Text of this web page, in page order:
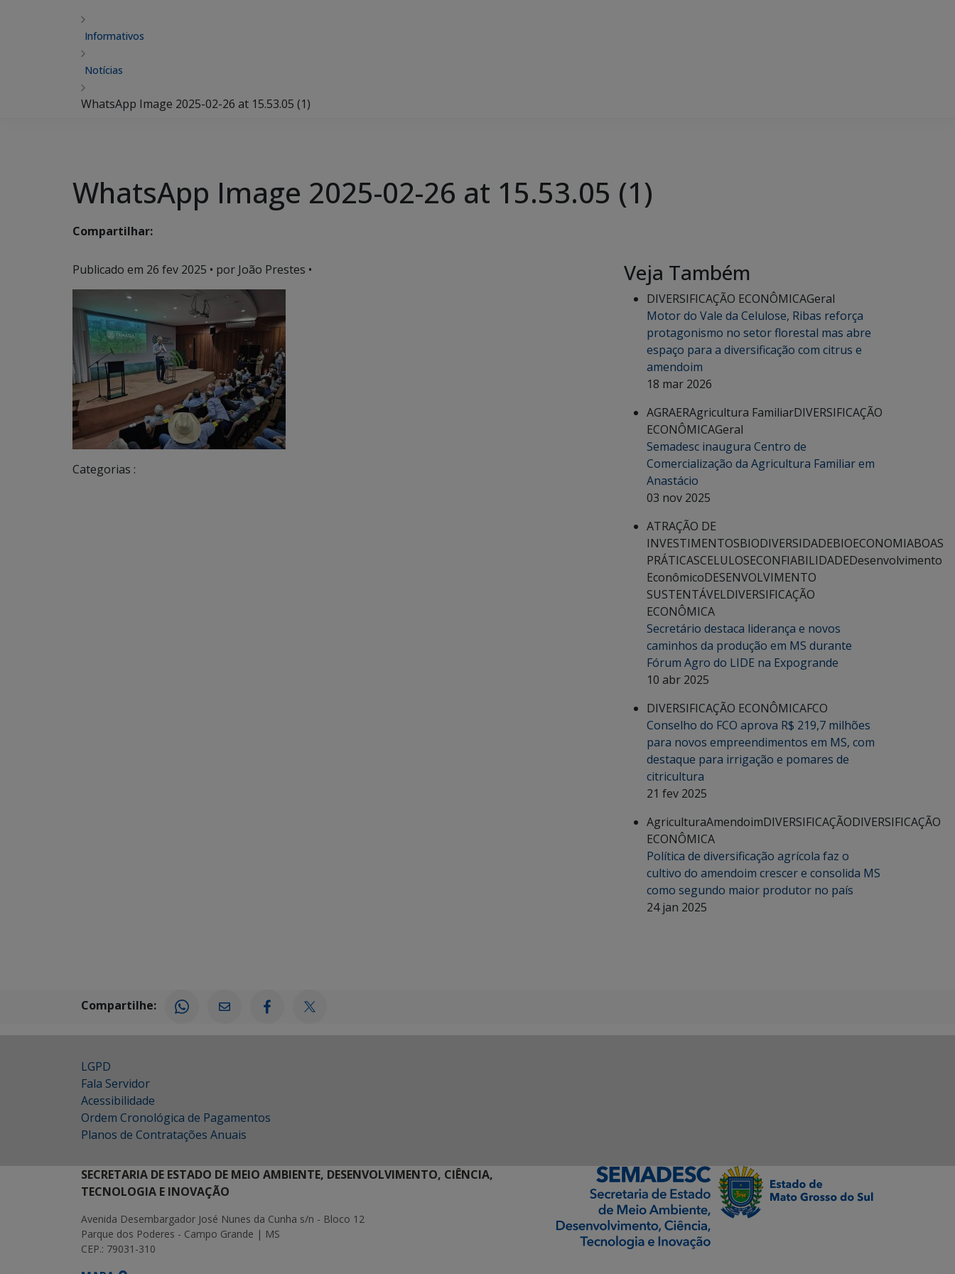
Informativos
Notícias
WhatsApp Image 2025-02-26 at 15.53.05 (1)
WhatsApp Image 2025-02-26 at 15.53.05 (1)
Compartilhar:
Publicado em 26 fev 2025 • por João Prestes •
Categorias :
Veja Também
DIVERSIFICAÇÃO ECONÔMICAGeral
Motor do Vale da Celulose, Ribas reforça
protagonismo no setor florestal mas abre
espaço para a diversificação com citrus e
amendoim
18 mar 2026
AGRAERAgricultura FamiliarDIVERSIFICAÇÃO
ECONÔMICAGeral
Semadesc inaugura Centro de
Comercialização da Agricultura Familiar em
Anastácio
03 nov 2025
ATRAÇÃO DE
INVESTIMENTOSBIODIVERSIDADEBIOECONOMIABOAS
PRÁTICASCELULOSECONFIABILIDADEDesenvolvimento
EconômicoDESENVOLVIMENTO
SUSTENTÁVELDIVERSIFICAÇÃO
ECONÔMICA
Secretário destaca liderança e novos
caminhos da produção em MS durante
Fórum Agro do LIDE na Expogrande
10 abr 2025
DIVERSIFICAÇÃO ECONÔMICAFCO
Conselho do FCO aprova R$ 219,7 milhões
para novos empreendimentos em MS, com
destaque para irrigação e pomares de
citricultura
21 fev 2025
AgriculturaAmendoimDIVERSIFICAÇÃODIVERSIFICAÇÃO
ECONÔMICA
Política de diversificação agrícola faz o
cultivo do amendoim crescer e consolida MS
como segundo maior produtor no país
24 jan 2025
Compartilhe:
LGPD
Fala Servidor
Acessibilidade
Ordem Cronológica de Pagamentos
Planos de Contratações Anuais
SECRETARIA DE ESTADO DE MEIO AMBIENTE, DESENVOLVIMENTO, CIÊNCIA,
TECNOLOGIA E INOVAÇÃO
Avenida Desembargador José Nunes da Cunha s/n - Bloco 12
Parque dos Poderes - Campo Grande | MS
CEP.: 79031-310